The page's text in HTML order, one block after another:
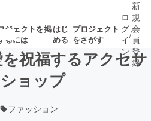
ジェクトを掲
るには
はじ
める
プロジェクト
をさがす
ロジェクト
ロ
グ
イ
ン
/
新
規
会
員
登
録
祝福するアクセサ
ョップ
ファッション